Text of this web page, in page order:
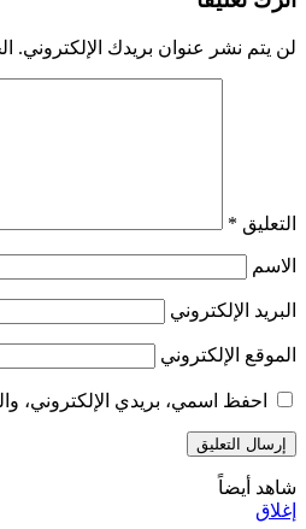
لن يتم نشر عنوان بريدك الإلكتروني.
التعليق *
الاسم
البريد الإلكتروني
الموقع الإلكتروني
احفظ اسمي، بريدي الإلكتروني،
شاهد أيضاً
إغلاق